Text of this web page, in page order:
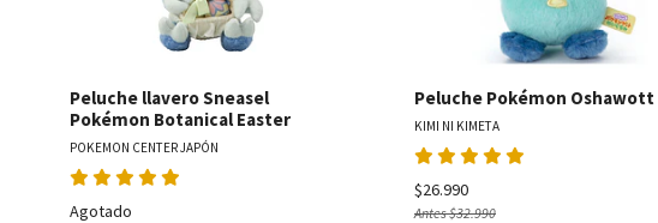
Peluche llavero Sneasel
Pokémon Botanical Easter
POKEMON CENTER JAPÓN
Agotado
Peluche Pokémon Oshawott
KIMI NI KIMETA
$26.990
Antes$32.990